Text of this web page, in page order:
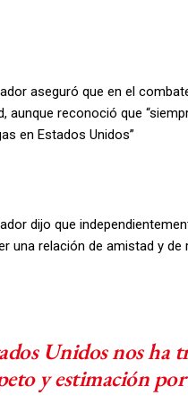
aseguró que en el
reconoció que
en Estados Unidos”
dijo que
una relación de amistad y
Unidos nos ha
y estimación